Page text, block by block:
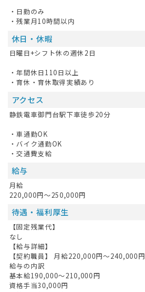
・日勤のみ
・残業月10時間以内
休日・休暇
日曜日+シフト休の週休2日
・年間休日110日以上
・育休・育休取得実績あり
アクセス
静鉄電車御門台駅下車徒歩20分
・車通勤OK
・バイク通勤OK
・交通費支給
給与
月給
220,000円～250,000円
待遇・福利厚生
【固定残業代】
なし
【給与詳細】
【契約職員】 月給220,000円〜240,000円
給与の内訳
基本給190,000～210,000円
資格手当30,000円